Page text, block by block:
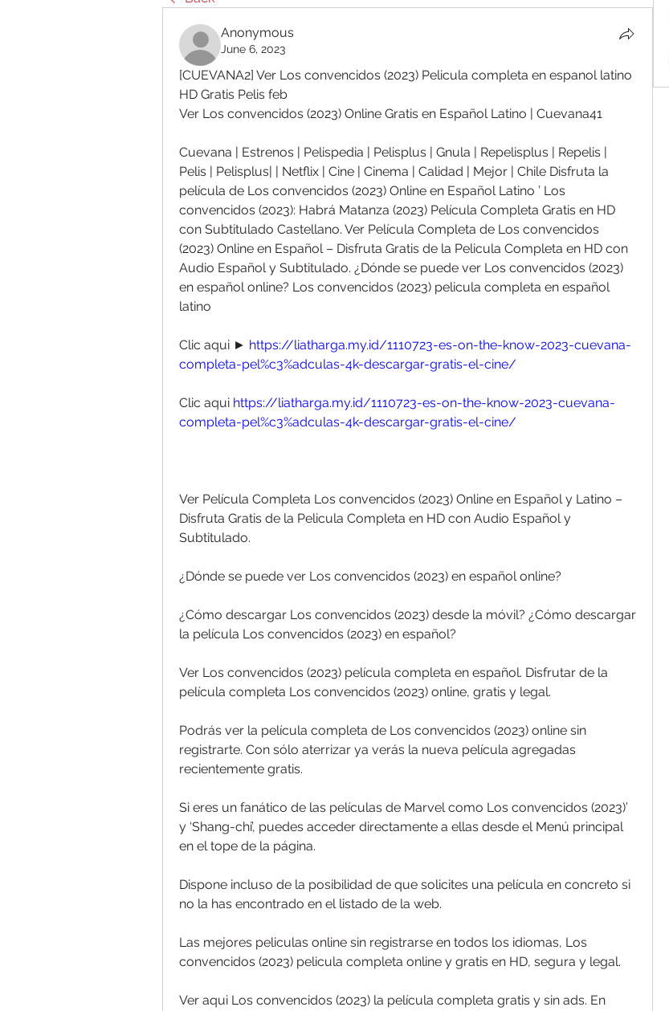
Anonymous
June 6, 2023
[CUEVANA2] Ver Los convencidos (2023) Pelicula completa en espanol latino
HD Gratis Pelis feb
Ver Los convencidos (2023) Online Gratis en Español Latino | Cuevana41
Cuevana | Estrenos | Pelispedia | Pelisplus | Gnula | Repelisplus | Repelis |
Pelis | Pelisplus| | Netflix | Cine | Cinema | Calidad | Mejor | Chile Disfruta la
película de Los convencidos (2023) Online en Español Latino ’ Los
convencidos (2023): Habrá Matanza (2023) Película Completa Gratis en HD
con Subtitulado Castellano. Ver Película Completa de Los convencidos
(2023) Online en Español – Disfruta Gratis de la Pelicula Completa en HD con
Audio Español y Subtitulado. ¿Dónde se puede ver Los convencidos (2023)
en español online? Los convencidos (2023) pelicula completa en español
latino
Clic aqui ► https://liatharga.my.id/1110723-es-on-the-know-2023-cuevana-
completa-pel%c3%adculas-4k-descargar-gratis-el-cine/
Clic aqui https://liatharga.my.id/1110723-es-on-the-know-2023-cuevana-
completa-pel%c3%adculas-4k-descargar-gratis-el-cine/
Ver Película Completa Los convencidos (2023) Online en Español y Latino –
Disfruta Gratis de la Pelicula Completa en HD con Audio Español y
Subtitulado.
¿Dónde se puede ver Los convencidos (2023) en español online?
¿Cómo descargar Los convencidos (2023) desde la móvil? ¿Cómo descargar
la película Los convencidos (2023) en español?
Ver Los convencidos (2023) película completa en español. Disfrutar de la
película completa Los convencidos (2023) online, gratis y legal.
Podrás ver la película completa de Los convencidos (2023) online sin
registrarte. Con sólo aterrizar ya verás la nueva película agregadas
recientemente gratis.
Si eres un fanático de las películas de Marvel como Los convencidos (2023)’
y ‘Shang-chi’, puedes acceder directamente a ellas desde el Menú principal
en el tope de la página.
Dispone incluso de la posibilidad de que solicites una película en concreto si
no la has encontrado en el listado de la web.
Las mejores peliculas online sin registrarse en todos los idiomas, Los
convencidos (2023) pelicula completa online y gratis en HD, segura y legal.
Ver aqui Los convencidos (2023) la película completa gratis y sin ads. En